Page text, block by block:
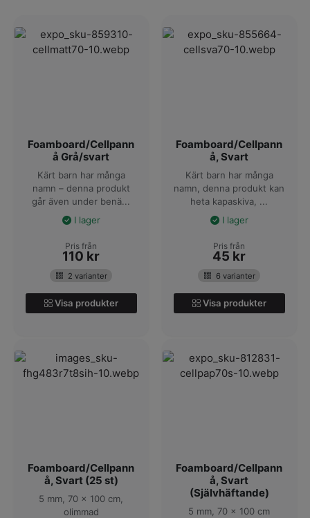
Foamboard/Cellpann
å Grå/svart
Kärt barn har många
namn – denna produkt
går även under benä...
I lager
Pris från
110 kr
2 varianter
Visa produkter
Foamboard/Cellpann
å, Svart
Kärt barn har många
namn, denna produkt kan
heta kapaskiva, ...
I lager
Pris från
45 kr
6 varianter
Visa produkter
Foamboard/Cellpann
å, Svart (25 st)
5 mm, 70 x 100 cm,
olimmad
Foamboard/Cellpann
å, Svart
(Självhäftande)
5 mm, 70 x 100 cm